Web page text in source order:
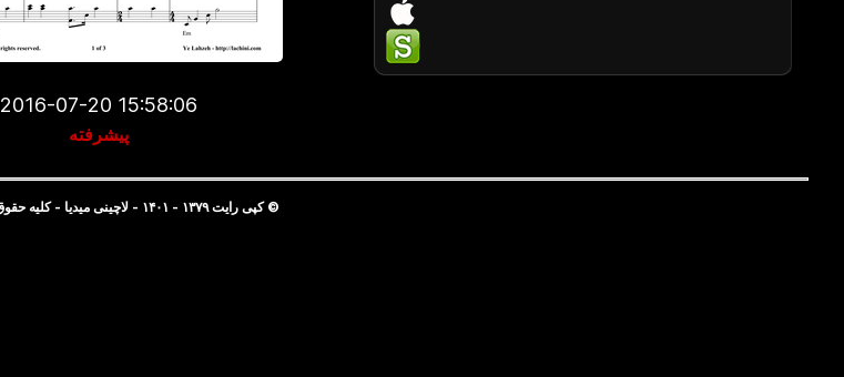
2016-07-20 15:58:06
پیشرفته
© کپی رایت ۱۳۷۹ - ۱۴۰۱ - لاچینی میدیا - کلیه حقوق محفوظ است